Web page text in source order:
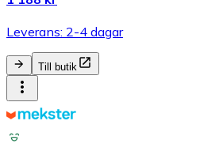
Leverans: 2-4 dagar
Till butik